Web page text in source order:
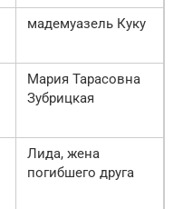
мадемуазель Куку
Мария Тарасовна
Зубрицкая
Лида, жена
погибшего друга